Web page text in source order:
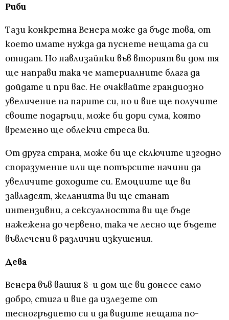
Риби
Тази конкретна Венера може да бъде това, от
което имате нужда да пуснете нещата да си
отидат. Но навлизайнки във вторият ви дом тя
ще направи така че материалните блага да
дойдате и при вас. Не очаквайте грандиозно
увеличение на парите си, но и вие ще получите
своите подаръци, може би дори сума, която
временно ще облекчи стреса ви.
От друга страна, може би ще сключите изгодно
споразумение или ще потърсите начини да
увеличите доходите си. Емоциите ще ви
завладеят, желанията ви ще станат
интензивни, а сексуалността ви ще бъде
нажежена до червено, така че лесно ще бъдете
въвлечени в различни изкушения.
Дева
Венера във вашия 8-и дом ще ви донесе само
добро, стига и вие да излезете от
тесногръдието си и да видите нещата по-